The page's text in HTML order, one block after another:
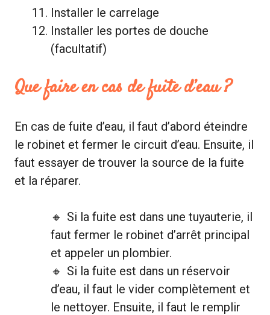
Installer le carrelage
Installer les portes de douche
(facultatif)
Que faire en cas de fuite d’eau ?
En cas de fuite d’eau, il faut d’abord éteindre
le robinet et fermer le circuit d’eau. Ensuite, il
faut essayer de trouver la source de la fuite
et la réparer.
Si la fuite est dans une tuyauterie, il
faut fermer le robinet d’arrêt principal
et appeler un plombier.
Si la fuite est dans un réservoir
d’eau, il faut le vider complètement et
le nettoyer. Ensuite, il faut le remplir